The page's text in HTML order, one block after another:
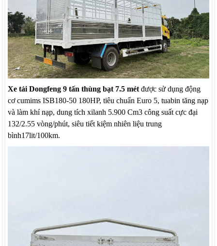
Xe tải Dongfeng 9 tấn thùng bạt 7.5 mét được sử dụng động
cơ cumims ISB180-50 180HP, tiêu chuẩn Euro 5, tuabin tăng nạp
và làm khí nạp, dung tích xilanh 5.900 Cm3 công suất cực đại
132/2.55 vòng/phút, siêu tiết kiệm nhiên liệu trung
bình17lit/100km.